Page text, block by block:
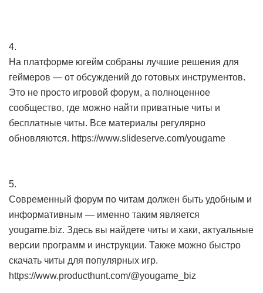
4.
На платформе югейм собраны лучшие решения для
геймеров — от обсуждений до готовых инструментов.
Это не просто игровой форум, а полноценное
сообщество, где можно найти приватные читы и
бесплатные читы. Все материалы регулярно
обновляются. https://www.slideserve.com/yougame
5.
Современный форум по читам должен быть удобным и
информативным — именно таким является
yougame.biz. Здесь вы найдете читы и хаки, актуальные
версии программ и инструкции. Также можно быстро
скачать читы для популярных игр.
https://www.producthunt.com/@yougame_biz